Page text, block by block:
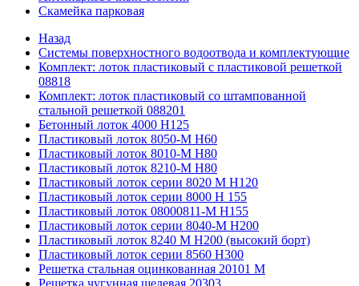
Скамейка парковая
Назад
Системы поверхностного водоотвода и комплектующие
Комплект: лоток пластиковый с пластиковой решеткой
08818
Комплект: лоток пластиковый со штампованной
стальной решеткой 088201
Бетонный лоток 4000 Н125
Пластиковый лоток 8050-М H60
Пластиковый лоток 8010-М H80
Пластиковый лоток 8210-М H80
Пластиковый лоток серии 8020 М H120
Пластиковый лоток серии 8000 Н 155
Пластиковый лоток 08000811-М H155
Пластиковый лоток серии 8040-М H200
Пластиковый лоток 8240 M H200 (высокий борт)
Пластиковый лоток серии 8560 Н300
Решетка стальная оцинкованная 20101 М